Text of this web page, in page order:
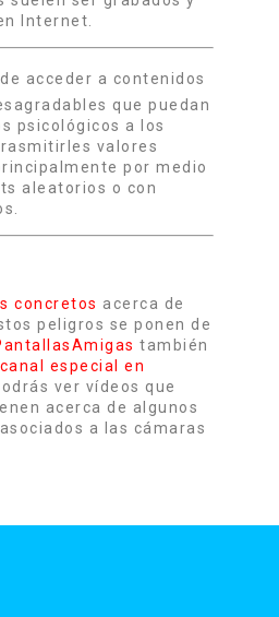
Internet.
acceder a contenidos
que puedan
psicológicos a los
valores
por medio
aleatorios o con
concretos acerca de
peligros se ponen de
también
canal especial en
ver vídeos que
acerca de algunos
a las cámaras